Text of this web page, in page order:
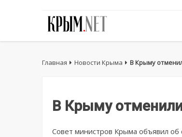
Главная Новости Крыма В Крыму
В Крыму
Совет министров Крыма объявил об